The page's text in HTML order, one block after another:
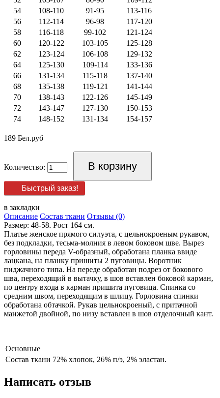
54
108-110 91-95
113-116
56
112-114 96-98
117-120
58
116-118 99-102
121-124
60
120-122 103-105
125-128
62
123-124 106-108
129-132
64
125-130 109-114
133-136
66
131-134 115-118
137-140
68
135-138 119-121
141-144
70
138-143 122-126
145-149
72
143-147 127-130
150-153
74
148-152 131-134 154-157
189 Бел.руб
Количество:
Быстрый заказ!
в закладки
Описание Состав ткани Отзывы (0)
Размер: 48-58. Рост 164 см.
Платье женское прямого силуэта, с цельнокроеным рукавом,
без подкладки, тесьма-молния в левом боковом шве. Вырез
горловины переда V-образный, обработана планка ввиде
лацкана, на планку пришиты 2 пуговицы. Воротник
пиджачного типа. На переде обработан подрез от бокового
шва, переходящий в вытачку, в шов вставлен боковой карман,
по центру входа в карман пришита пуговица. Спинка со
средним швом, переходящим в шлицу. Горловина спинки
обработана обтачкой. Рукав цельнокроеный, с притачной
манжетой двойной, по низу вставлен в шов отделочный кант.
Основные
Состав ткани 72% хлопок, 26% п/э, 2% эластан.
Написать отзыв